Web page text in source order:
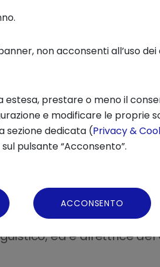
digita
le, tra
a questa domanda
seconda che si tratti di
forza e di debolezza,
, dopo la
dal punto di vista
proprio questi
ed è direttrice del
non acconsenti all’uso dei
prestare o meno il
e modificare le proprie
sezione dedicata (Privacy &
pulsante “Acconsento”.
ACCONSENTO